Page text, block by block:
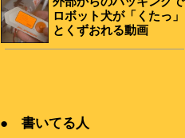
ロボット犬が「くたっ」
とくずおれる動画
● 書いてる人